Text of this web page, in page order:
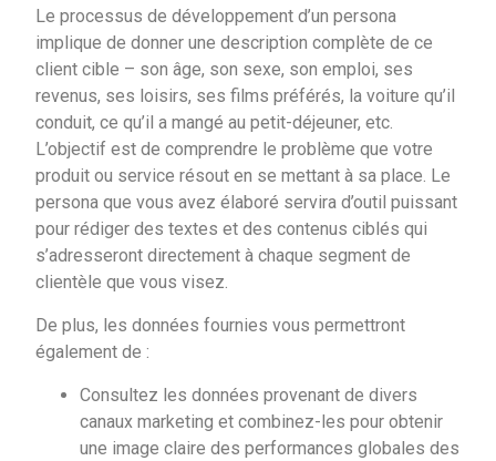
Le processus de développement d’un persona
implique de donner une description complète de ce
client cible – son âge, son sexe, son emploi, ses
revenus, ses loisirs, ses films préférés, la voiture qu’il
conduit, ce qu’il a mangé au petit-déjeuner, etc.
L’objectif est de comprendre le problème que votre
produit ou service résout en se mettant à sa place. Le
persona que vous avez élaboré servira d’outil puissant
pour rédiger des textes et des contenus ciblés qui
s’adresseront directement à chaque segment de
clientèle que vous visez.
De plus, les données fournies vous permettront
également de :
Consultez les données provenant de divers
canaux marketing et combinez-les pour obtenir
une image claire des performances globales des